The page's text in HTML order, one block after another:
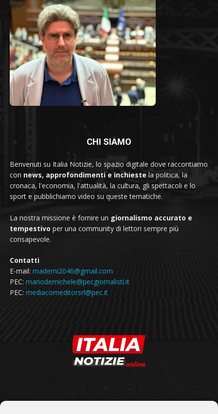
CHI SIAMO
Benvenuti su Italia Notizie, lo spazio digitale dove raccontiamo
con news, approfondimenti e inchieste la politica, la
cronaca, l'economia, l'attualità, la cultura, gli spettacoli e lo
sport e pubblichiamo video su queste tematiche.
La nostra missione è fornire un giornalismo accurato e
tempestivo per una community di lettori sempre più
consapevole.
Contatti
E-mail: mademi2046@gmail.com
PEC: mariodemichele@pecgiornalisti.it
PEC: mediacomeditorsrl@pec.it
SEGUICI SU